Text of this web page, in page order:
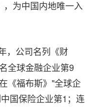
，为中国内地唯一入
，公司名列《财
全球金融企业第9
《福布斯》"全球企
国保险企业第1；连